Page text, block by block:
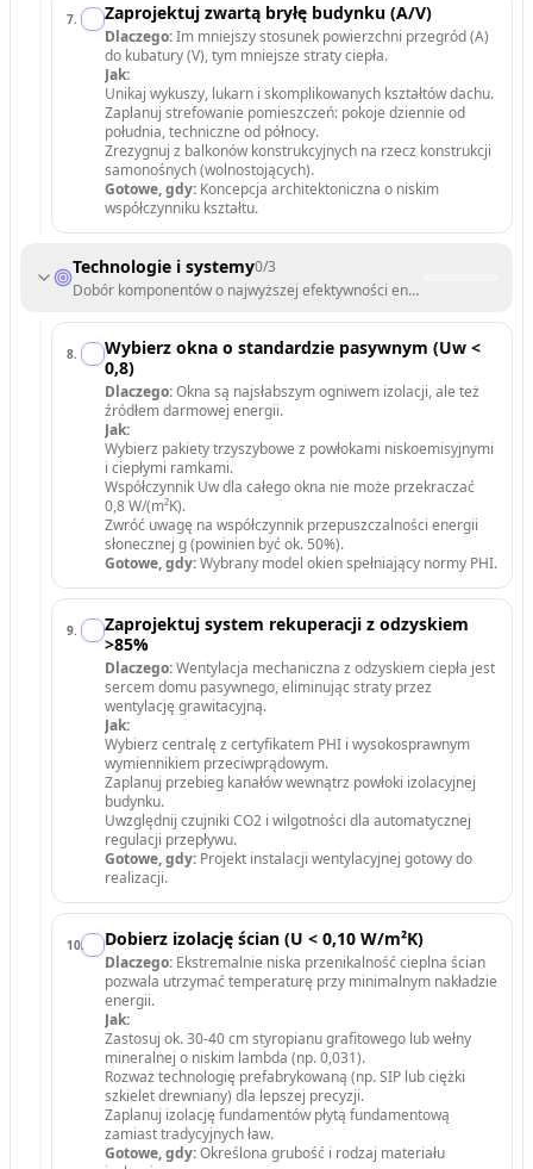
7. Zaprojektuj zwartą bryłę budynku (A/V)
Dlaczego:Im mniejszy stosunek powierzchni przegród (A)
do kubatury (V), tym mniejsze straty ciepła.
Jak:
Unikaj wykuszy, lukarn i skomplikowanych kształtów dachu.
Zaplanuj strefowanie pomieszczeń: pokoje dziennie od
południa, techniczne od północy.
Zrezygnuj z balkonów konstrukcyjnych na rzecz konstrukcji
samonośnych (wolnostojących).
Gotowe, gdy: Koncepcja architektoniczna o niskim
współczynniku kształtu.
Technologie i systemy0/3
Dobór komponentów o najwyższej efektywności energetycznej.
8.
Wybierz okna o standardzie pasywnym (Uw <
0,8)
Dlaczego:Okna są najsłabszym ogniwem izolacji, ale też
źródłem darmowej energii.
Jak:
Wybierz pakiety trzyszybowe z powłokami niskoemisyjnymi
i ciepłymi ramkami.
Współczynnik Uw dla całego okna nie może przekraczać
0,8 W/(m²K).
Zwróć uwagę na współczynnik przepuszczalności energii
słonecznej g (powinien być ok. 50%).
Gotowe, gdy:Wybrany model okien spełniający normy PHI.
9.
Zaprojektuj system rekuperacji z odzyskiem
>85%
Dlaczego:Wentylacja mechaniczna z odzyskiem ciepła jest
sercem domu pasywnego, eliminując straty przez
wentylację grawitacyjną.
Jak:
Wybierz centralę z certyfikatem PHI i wysokosprawnym
wymiennikiem przeciwprądowym.
Zaplanuj przebieg kanałów wewnątrz powłoki izolacyjnej
budynku.
Uwzględnij czujniki CO2 i wilgotności dla automatycznej
regulacji przepływu.
Gotowe, gdy: Projekt instalacji wentylacyjnej gotowy do
realizacji.
10. Dobierz izolację ścian (U < 0,10 W/m²K)
Dlaczego: Ekstremalnie niska przenikalność cieplna ścian
pozwala utrzymać temperaturę przy minimalnym nakładzie
energii.
Jak:
Zastosuj ok. 30-40 cm styropianu grafitowego lub wełny
mineralnej o niskim lambda (np. 0,031).
Rozważ technologię prefabrykowaną (np. SIP lub ciężki
szkielet drewniany) dla lepszej precyzji.
Zaplanuj izolację fundamentów płytą fundamentową
zamiast tradycyjnych ław.
Gotowe, gdy:Określona grubość i rodzaj materiału